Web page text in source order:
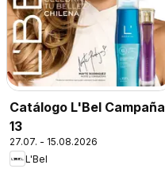
Catálogo L'Bel Campaña
13
27.07. - 15.08.2026
L'Bel